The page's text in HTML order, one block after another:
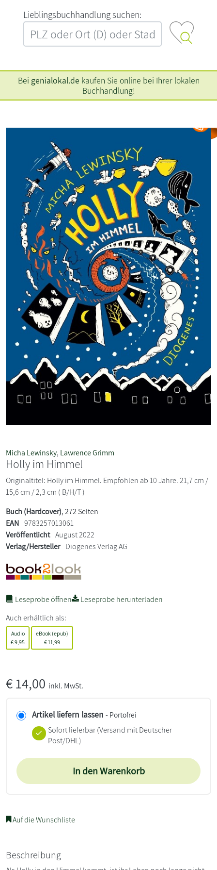
L‍i‍e‍b‍l‍i‍n‍g‍s‍b‍u‍c‍h‍h‍a‍n‍d‍l‍u‍n‍g‍ ‍s‍u‍c‍h‍e‍n‍:‍
Bei genialokal.de kaufen Sie online bei Ihrer lokalen
Buchhandlung!
Micha Lewinsky, Lawrence Grimm
Holly im Himmel
Originaltitel: Holly im Himmel. Empfohlen ab 10 Jahre. 21,7 cm /
15,6 cm / 2,3 cm ( B/H/T )
Buch (Hardcover), 272 Seiten
EAN 9783257013061
Veröffentlicht August 2022
Verlag/Hersteller Diogenes Verlag AG
Leseprobe öffnen
Leseprobe herunterladen
Auch erhältlich als:
Audio
€9,95
eBook (epub)
€ 11,99
€14,00 inkl. MwSt.
Artikel liefern lassen - Portofrei
Sofort lieferbar(Versand mit Deutscher
Post/DHL)
In den Warenkorb
Auf die Wunschliste
Beschreibung